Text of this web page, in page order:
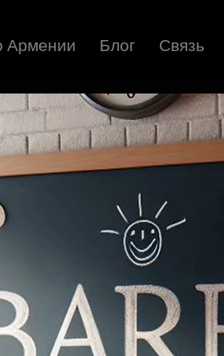
Армении Блог Связь